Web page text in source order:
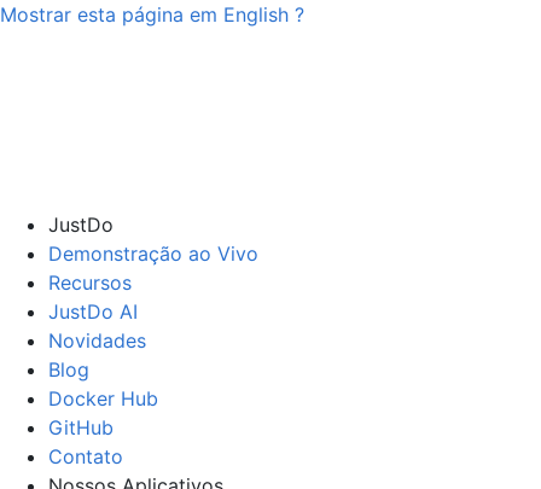
Mostrar esta página em English ?
JustDo
Demonstração ao Vivo
Recursos
JustDo AI
Novidades
Blog
Docker Hub
GitHub
Contato